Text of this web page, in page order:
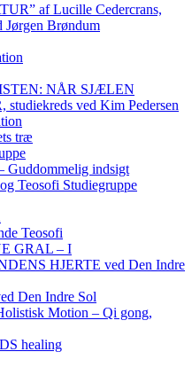
af Lucille Cedercrans,
Jørgen Brøndum
NÅR SJÆLEN
ved Kim Pedersen
træ
Guddommelig indsigt
Teosofi Studiegruppe
Teosofi
GRAL – I
HJERTE ved Den Indre
Den Indre Sol
Motion – Qi gong,
healing